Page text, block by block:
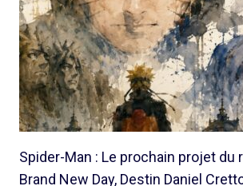
Spider-Man : Le prochain projet du
Brand New Day, Destin Daniel